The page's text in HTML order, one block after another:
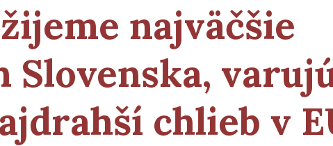
najväčšie
Slovenska,
chlieb v